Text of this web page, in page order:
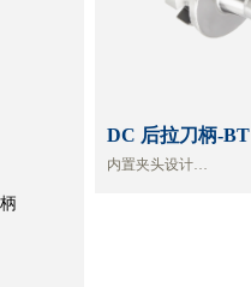
DC 后拉刀柄-BT
内置夹头设计